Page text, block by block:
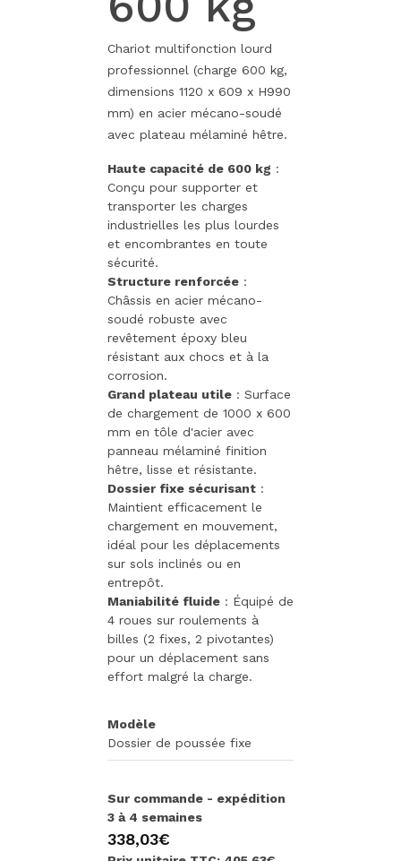
Chariot multifonction lourd
professionnel (charge 600 kg,
dimensions 1120 x 609 x H990
mm) en acier mécano-soudé
avec plateau mélaminé hêtre.
Haute capacité de 600 kg :
Conçu pour supporter et
transporter les charges
industrielles les plus lourdes
et encombrantes en toute
sécurité.
Structure renforcée :
Châssis en acier mécano-
soudé robuste avec
revêtement époxy bleu
résistant aux chocs et à la
corrosion.
Grand plateau utile : Surface
de chargement de 1000 x 600
mm en tôle d'acier avec
panneau mélaminé finition
hêtre, lisse et résistante.
Dossier fixe sécurisant :
Maintient efficacement le
chargement en mouvement,
idéal pour les déplacements
sur sols inclinés ou en
entrepôt.
Maniabilité fluide : Équipé de
4 roues sur roulements à
billes (2 fixes, 2 pivotantes)
pour un déplacement sans
effort malgré la charge.
Modèle
Dossier de poussée fixe
Sur commande - expédition
3 à 4 semaines
338,03€